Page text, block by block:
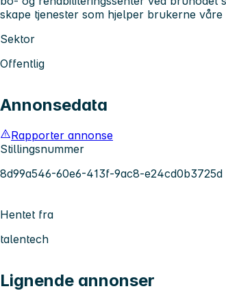
skape tjenester som hjelper brukerne
Sektor
Offentlig
Annonsedata
Rapporter annonse
Stillingsnummer
8d99a546-60e6-413f-9ac8-e24cd0b3725d
Hentet fra
talentech
Lignende annonser